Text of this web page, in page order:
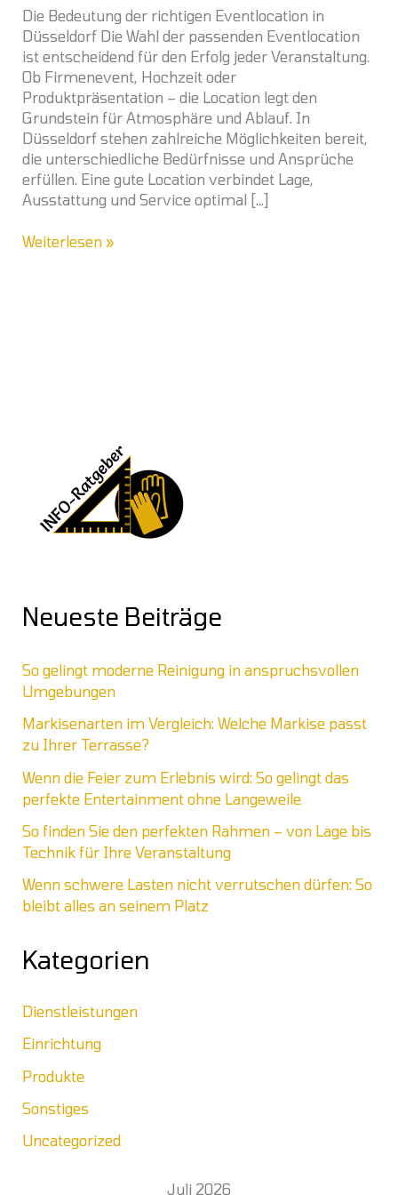
Die Bedeutung der richtigen Eventlocation in
Düsseldorf Die Wahl der passenden Eventlocation
ist entscheidend für den Erfolg jeder Veranstaltung.
Ob Firmenevent, Hochzeit oder
Produktpräsentation – die Location legt den
Grundstein für Atmosphäre und Ablauf. In
Düsseldorf stehen zahlreiche Möglichkeiten bereit,
die unterschiedliche Bedürfnisse und Ansprüche
erfüllen. Eine gute Location verbindet Lage,
Ausstattung und Service optimal […]
Weiterlesen »
Neueste Beiträge
So gelingt moderne Reinigung in anspruchsvollen
Umgebungen
Markisenarten im Vergleich: Welche Markise passt
zu Ihrer Terrasse?
Wenn die Feier zum Erlebnis wird: So gelingt das
perfekte Entertainment ohne Langeweile
So finden Sie den perfekten Rahmen – von Lage bis
Technik für Ihre Veranstaltung
Wenn schwere Lasten nicht verrutschen dürfen: So
bleibt alles an seinem Platz
Kategorien
Dienstleistungen
Einrichtung
Produkte
Sonstiges
Uncategorized
Juli 2026